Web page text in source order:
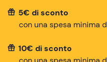
5€ di sconto
con una spesa minima
10€ di sconto